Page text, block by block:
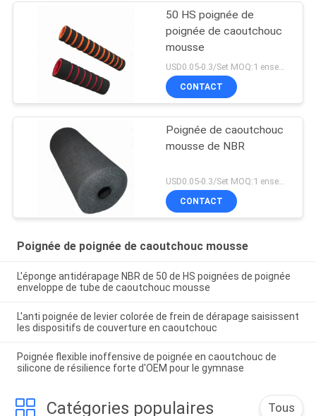
50 HS poignée de
poignée de caoutchouc
mousse
CONTACT
Poignée de caoutchouc
mousse de NBR
USD0.05-0.3/Set MOQ:1 ensemble
CONTACT
Poignée de poignée de caoutchouc mousse
L'éponge antidérapage NBR de 50 de HS poignées de poignée
enveloppe de tube de caoutchouc mousse
L'anti poignée de levier colorée de frein de dérapage saisissent
les dispositifs de couverture en caoutchouc
Poignée flexible inoffensive de poignée en caoutchouc de
silicone de résilience forte d'OEM pour le gymnase
Catégories populaires Tous